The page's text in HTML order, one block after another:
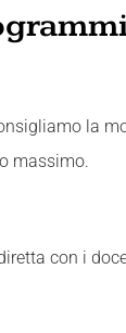
la
massimo.
con i